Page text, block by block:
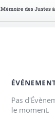
Mémoire des Justes
Pas
le moment.